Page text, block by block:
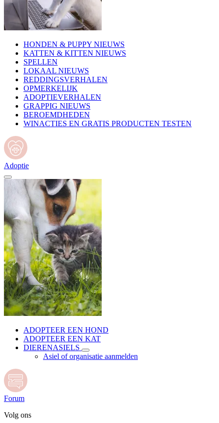
HONDEN & PUPPY NIEUWS
KATTEN & KITTEN NIEUWS
SPELLEN
LOKAAL NIEUWS
REDDINGSVERHALEN
OPMERKELIJK
ADOPTIEVERHALEN
GRAPPIG NIEUWS
BEROEMDHEDEN
WINACTIES EN GRATIS PRODUCTEN TESTEN
Adoptie
ADOPTEER EEN HOND
ADOPTEER EEN KAT
DIERENASIELS
Asiel of organisatie aanmelden
Forum
Volg ons